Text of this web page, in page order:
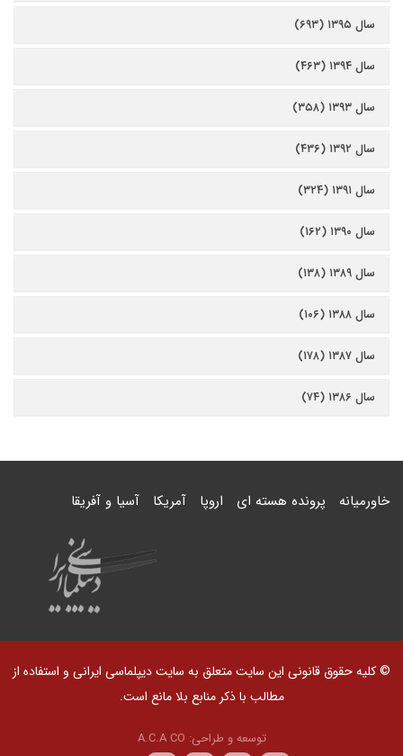
سال ۱۳۹۵ (۶۹۳)
سال ۱۳۹۴ (۴۶۳)
سال ۱۳۹۳ (۳۵۸)
سال ۱۳۹۲ (۴۳۶)
سال ۱۳۹۱ (۳۲۴)
سال ۱۳۹۰ (۱۶۲)
سال ۱۳۸۹ (۱۳۸)
سال ۱۳۸۸ (۱۰۶)
سال ۱۳۸۷ (۱۷۸)
سال ۱۳۸۶ (۷۴)
خاورمیانه پرونده هسته ای اروپا آمریکا آسیا و آفریقا
© کلیه حقوق قانونی این سایت متعلق به سایت دیپلماسی ایرانی و استفاده از
مطالب با ذکر منابع بلا مانع است.
توسعه و طراحی: A.C.A CO